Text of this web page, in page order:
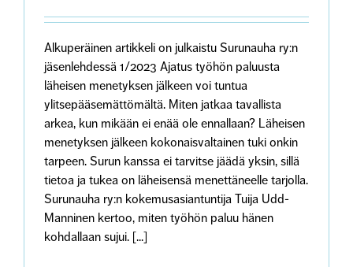
Alkuperäinen artikkeli on julkaistu Surunauha ry:n
jäsenlehdessä 1/2023 Ajatus työhön paluusta
läheisen menetyksen jälkeen voi tuntua
ylitsepääsemättömältä. Miten jatkaa tavallista
arkea, kun mikään ei enää ole ennallaan? Läheisen
menetyksen jälkeen kokonaisvaltainen tuki onkin
tarpeen. Surun kanssa ei tarvitse jäädä yksin, sillä
tietoa ja tukea on läheisensä menettäneelle tarjolla.
Surunauha ry:n kokemusasiantuntija Tuija Udd-
Manninen kertoo, miten työhön paluu hänen
kohdallaan sujui. [...]